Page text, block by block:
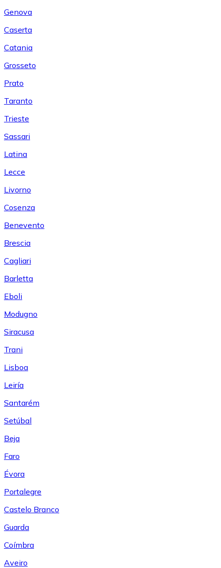
Genova
Caserta
Catania
Grosseto
Prato
Taranto
Trieste
Sassari
Latina
Lecce
Livorno
Cosenza
Benevento
Brescia
Cagliari
Barletta
Eboli
Modugno
Siracusa
Trani
Lisboa
Leiría
Santarém
Setúbal
Beja
Faro
Évora
Portalegre
Castelo Branco
Guarda
Coímbra
Aveiro